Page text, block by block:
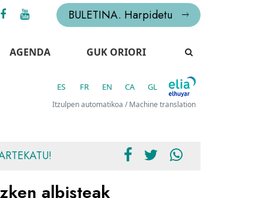
BULETINA. Harpidetu
AGENDA GUK ORIORI
ES FR EN CA GL
Itzulpen automatikoa / Machine translation
albisteak